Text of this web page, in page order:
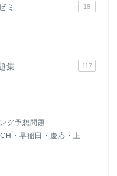
ミ 18
集 117
グ予想問題
・早稲田・慶応・上